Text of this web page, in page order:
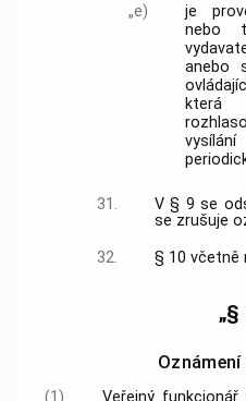
„e)
je
nebo
anebo
která
31.
V § 9 se
se zrušuje
32.
§ 10 včetně
„§